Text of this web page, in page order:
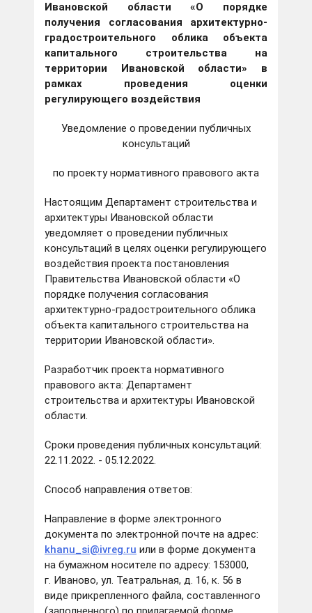
Ивановской области «О порядке
получения согласования архитектурно-
градостроительного облика объекта
капитального строительства на
территории Ивановской области» в
рамках проведения оценки
регулирующего воздействия
Уведомление о проведении публичных
консультаций
по проекту нормативного правового акта
Настоящим Департамент строительства и
архитектуры Ивановской области
уведомляет о проведении публичных
консультаций в целях оценки регулирующего
воздействия проекта постановления
Правительства Ивановской области «О
порядке получения согласования
архитектурно-градостроительного облика
объекта капитального строительства на
территории Ивановской области».
Разработчик проекта нормативного
правового акта: Департамент
строительства и архитектуры Ивановской
области.
Сроки проведения публичных консультаций:
22.11.2022. - 05.12.2022.
Способ направления ответов:
Направление в форме электронного
документа по электронной почте на адрес:
khanu_si@ivreg.ru или в форме документа
на бумажном носителе по адресу: 153000,
г. Иваново, ул. Театральная, д. 16, к. 56 в
виде прикрепленного файла, составленного